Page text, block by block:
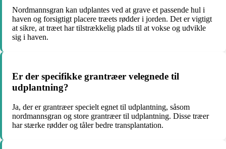
Nordmannsgran kan udplantes ved at grave et passende hul i
haven og forsigtigt placere træets rødder i jorden. Det er vigtigt
at sikre, at træet har tilstrækkelig plads til at vokse og udvikle
sig i haven.
Er der specifikke grantræer velegnede til
udplantning?
Ja, der er grantræer specielt egnet til udplantning, såsom
nordmannsgran og store grantræer til udplantning. Disse træer
har stærke rødder og tåler bedre transplantation.